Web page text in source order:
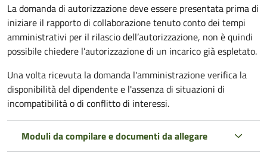
La domanda di autorizzazione deve essere presentata prima di
iniziare il rapporto di collaborazionetenuto conto dei tempi
amministrativi per il rilascio dell’autorizzazione, non è quindi
possibile chiedere l’autorizzazione di un incarico già espletato.
Una volta ricevuta la domanda l'amministrazione verifica la
disponibilità del dipendente e l'assenza di situazioni di
incompatibilità o di conflitto di interessi.
Moduli da compilare e documenti da allegare